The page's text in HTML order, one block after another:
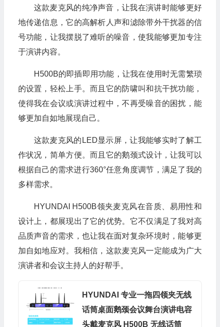
这款麦克风的纯净声音，让我在演讲时能够更好
地传递信息，它的高解析人声和滤除带外干扰器的信
号功能，让我摆脱了难听的噪音，使我能够更加专注
于演讲内容。
H500B的即插即用功能，让我在使用时无需繁琐
的设置，轻松上手。而且它的防啸叫和抗干扰功能，
使得我在会议或演讲过程中，不再受噪音的困扰，能
够更加自如地展现自己。
这款麦克风的LED显示屏，让我能够实时了解工
作状况，简单方便。而且它的鹅颈式设计，让我可以
根据自己的需求进行360°任意角度调节，满足了我的
多样需求。
HYUNDAI H500B领夹麦克风在音质、易用性和
设计上，都展现出了它的优势。它不仅满足了我对高
品质声音的需求，也让我在面对复杂环境时，能够更
加自如地应对。我相信，这款麦克风一定能成为广大
演讲者和会议主持人的好帮手。
HYUNDAI 专业一拖四领夹无线
话筒桌面鹅颈会议舞台演讲电容
头戴麦克风 H500B 无线话筒